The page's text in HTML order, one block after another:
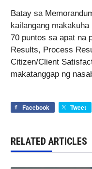
Batay sa
kailangang
70 puntos sa apat na
Results, Process
Citizen/Client
makatanggap ng
Facebook Tweet
RELATED ARTICLES